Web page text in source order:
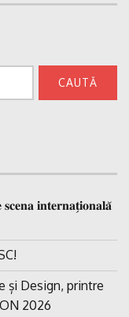
𝐢𝐧𝐭𝐞𝐫𝐧𝐚𝐭̗𝐢𝐨𝐧𝐚𝐥𝐚̆
și Design, printre
2026